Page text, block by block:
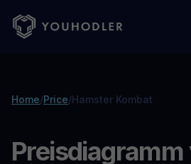
Home/Price/Hamster Kombat
Preisdiagramm